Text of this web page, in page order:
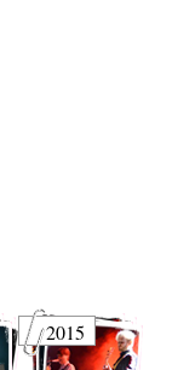
2015